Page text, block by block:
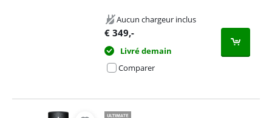
Aucun chargeur inclus
€ 349,-
Livré demain
Comparer